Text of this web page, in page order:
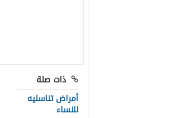
ذات صلة
أمراض تناسليه
للنساء